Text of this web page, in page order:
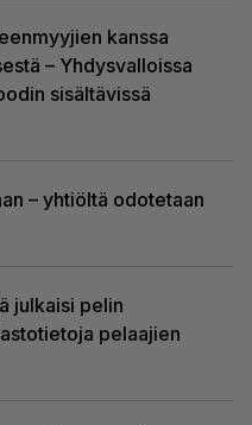
kanssa
– Yhdysvalloissa
sisältävissä
– yhtiöltä odotetaan
julkaisi pelin
pelaajien